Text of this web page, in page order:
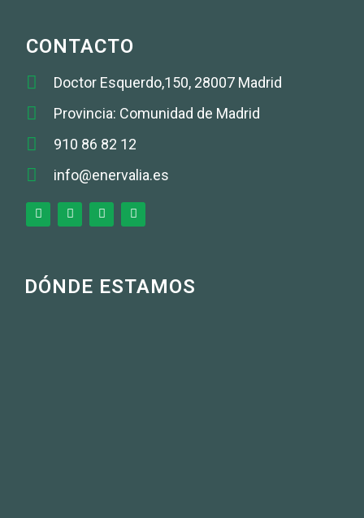
CONTACTO
Doctor Esquerdo,150, 28007 Madrid
Provincia: Comunidad de Madrid
910 86 82 12
info@enervalia.es
DÓNDE ESTAMOS